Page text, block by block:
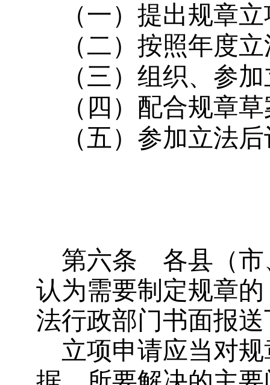
（一）提出规章
（二）按照年度
（三）组织、参
（四）配合规章
（五）参加立法
第六条
各县（
认为需要制定规章
法行政部门书面报
立项申请应当对